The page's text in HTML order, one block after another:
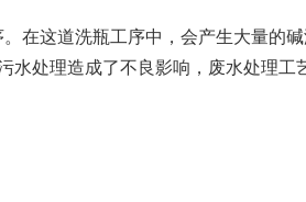
F2实验
机
清洗机 GMP-1000清洗机
这道洗瓶工序中，会产生大量的
处理造成了不良影响，废水处理